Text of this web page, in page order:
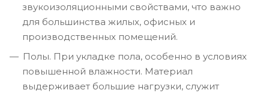
звукоизоляционными свойствами, что важно
для большинства жилых, офисных и
производственных помещений.
Полы. При укладке пола, особенно в условиях
повышенной влажности. Материал
выдерживает большие нагрузки, служит